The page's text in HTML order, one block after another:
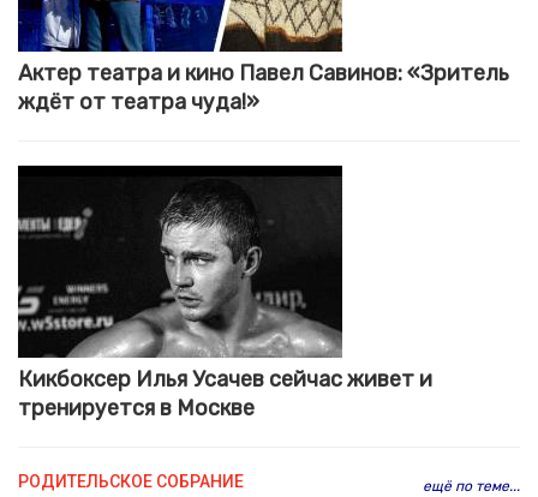
Актер театра и кино Павел Савинов: «Зритель
ждёт от театра чуда!»
Кикбоксер Илья Усачев сейчас живет и
тренируется в Москве
ещё по теме...
РОДИТЕЛЬСКОЕ СОБРАНИЕ